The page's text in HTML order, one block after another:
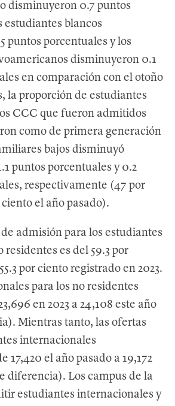
disminuyeron 0.7 puntos
estudiantes blancos
puntos porcentuales y los
disminuyeron 0.1
en comparación con el otoño
la proporción de estudiantes
CCC que fueron admitidos
como de primera generación
bajos disminuyó
puntos porcentuales y 0.2
respectivamente (47 por
el año pasado).
de admisión para los estudiantes
residentes es del 59.3 por
por ciento registrado en 2023.
para los no residentes
en 2023 a 24,108 este año
Mientras tanto, las ofertas
internacionales
17,420 el año pasado a 19,172
diferencia). Los campus de la
estudiantes internacionales y